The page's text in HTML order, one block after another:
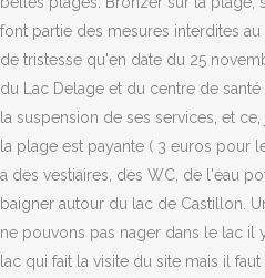
font partie des mesures interdites
de tristesse qu'en date du 25
du Lac Delage et du centre de
la suspension de ses services, et
la plage est payante ( 3 euros pour
a des vestiaires, des WC, de l'eau
baigner autour du lac de Castillon.
ne pouvons pas nager dans le lac il
lac qui fait la visite du site mais il